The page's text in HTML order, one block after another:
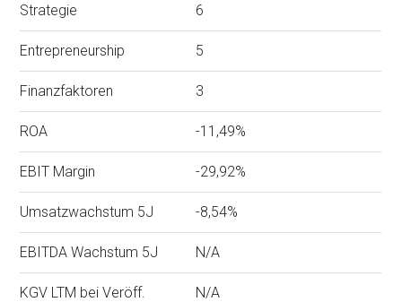
Strategie 6
Entrepreneurship 5
Finanzfaktoren 3
ROA -11,49%
EBIT Margin -29,92%
Umsatzwachstum 5J -8,54%
EBITDA Wachstum 5J N/A
KGV LTM bei Veröff. N/A